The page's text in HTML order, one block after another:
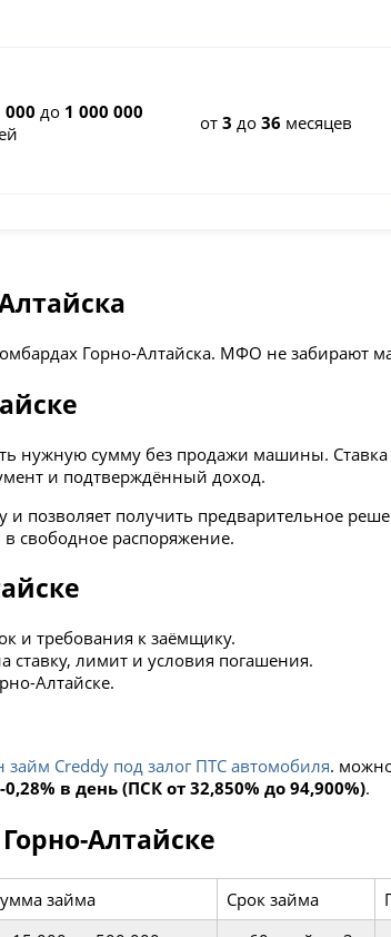
000 до 1 000 000
от3 до36 месяцев
Горно-Алтайска. МФО не забирают
нужную сумму без продажи машины. Ставка
и подтверждённый доход.
позволяет получить предварительное
свободное распоряжение.
и требования к заёмщику.
ставку, лимит и условия погашения.
Алтайске.
Creddy под залог ПТС автомобиля.
0,28% в день (ПСК от 32,850% до 94,900%).
Алтайске
займа Срок займа